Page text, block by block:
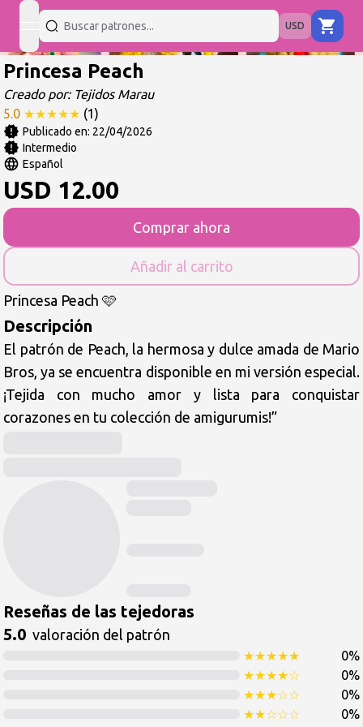
open navigation menu
USD
Princesa Peach
Creado por: Tejidos Marau
5.0 ★★★★★ (1)
Publicado en: 22/04/2026
Intermedio
Español
USD 12.00
Comprar ahora
Añadir al carrito
Princesa Peach 🩷
Descripción
El patrón de Peach, la hermosa y dulce amada de Mario
Bros, ya se encuentra disponible en mi versión especial.
¡Tejida con mucho amor y lista para conquistar
Reseñas de las tejedoras
5.0 valoración del patrón
★★★★★ 0%
★★★★☆ 0%
★★★☆☆ 0%
★★☆☆☆ 0%